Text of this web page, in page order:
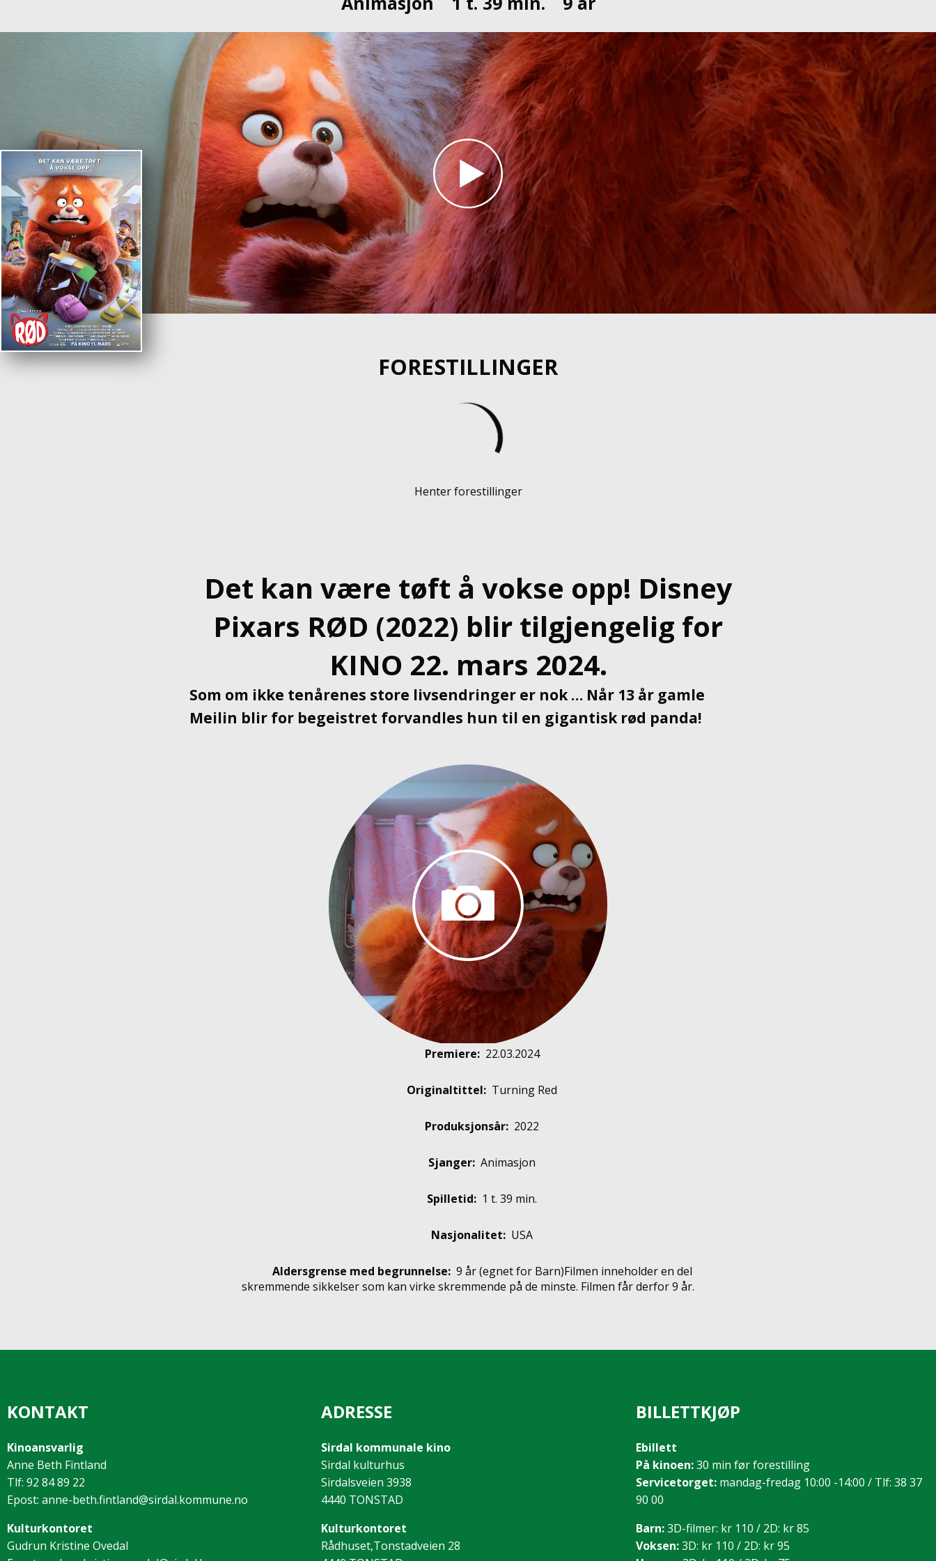
FORESTILLINGER
Henter forestillinger
Det kan være tøft å vokse opp! Disney
Pixars RØD (2022) blir tilgjengelig for
KINO 22. mars 2024.
Som om ikke tenårenes store livsendringer er nok … Når 13 år gamle
Meilin blir for begeistret forvandles hun til en gigantisk rød panda!
Premiere: 22.03.2024
Originaltittel: Turning Red
Produksjonsår: 2022
Sjanger: Animasjon
Spilletid: 1 t. 39 min.
Nasjonalitet: USA
Aldersgrense med begrunnelse: 9 år (egnet for Barn)Filmen inneholder en del
skremmende sikkelser som kan virke skremmende på de minste. Filmen får derfor 9 år.
KONTAKT
Kinoansvarlig
Anne Beth Fintland
Tlf: 92 84 89 22
Epost: anne-beth.fintland@sirdal.kommune.no
Kulturkontoret
Gudrun Kristine Ovedal
ADRESSE
Sirdal kommunale kino
Sirdal kulturhus
Sirdalsveien 3938
4440 TONSTAD
Kulturkontoret
Rådhuset,Tonstadveien 28
BILLETTKJØP
Ebillett
På kinoen:30 min før forestilling
Servicetorget: mandag-fredag 10:00 -14:00 / Tlf: 38 37
90 00
Barn:3D-filmer: kr 110 / 2D: kr 85
Voksen:3D: kr 110 / 2D: kr 95